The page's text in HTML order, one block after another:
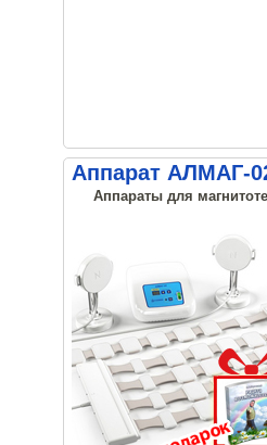
Аппарат АЛМАГ-
Аппараты для